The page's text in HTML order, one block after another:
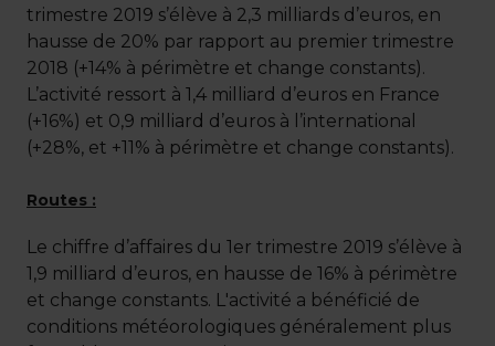
trimestre 2019 s’élève à 2,3 milliards d’euros, en
hausse de 20% par rapport au premier trimestre
2018 (+14% à périmètre et change constants).
L’activité ressort à 1,4 milliard d’euros en France
(+16%) et 0,9 milliard d’euros à l’international
(+28%, et +11% à périmètre et change constants).
Routes :
Le chiffre d’affaires du 1er trimestre 2019 s’élève à
1,9 milliard d’euros, en hausse de 16% à périmètre
et change constants. L'activité a bénéficié de
conditions météorologiques généralement plus